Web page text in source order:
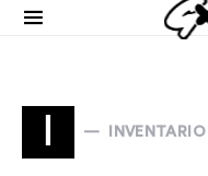
I INVENTARIO